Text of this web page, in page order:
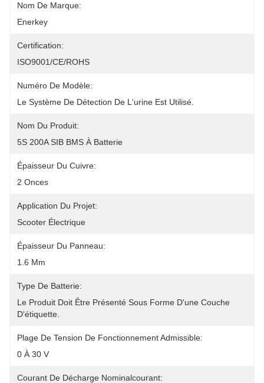
Nom De Marque:
Enerkey
Certification:
ISO9001/CE/ROHS
Numéro De Modèle:
Le Système De Détection De L'urine Est Utilisé.
Nom Du Produit:
5S 200A SIB BMS À Batterie
Épaisseur Du Cuivre:
2 Onces
Application Du Projet:
Scooter Électrique
Épaisseur Du Panneau:
1.6 Mm
Type De Batterie:
Le Produit Doit Être Présenté Sous Forme D'une Couche
D'étiquette.
Plage De Tension De Fonctionnement Admissible:
0 À 30 V
Courant De Décharge Nominalcourant: